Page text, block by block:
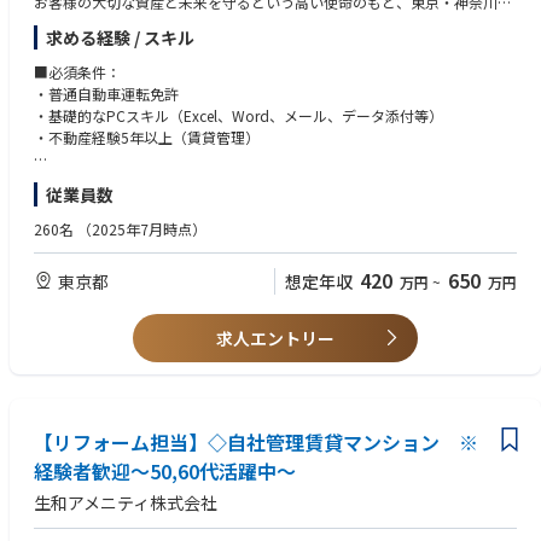
千葉・埼玉を中心とした一都三県の不動産を扱っています。
健全で安全な不動産価値の創造を目指し、お客様の長期的な視点でのライ
フプランをサポートしています。
■業務内容：
賃貸管理のエキスパートとして、 オーナー様の資産価値最大化に貢献する
重要ポジションです。
を牽引していただくことを期待しています。
今回は、オーナー様への最前線の提案と収益に直結する重要な業務を担う
【営業チーム】または、会社の信頼を支える正確な金銭管理を行う【出納
・オーナー様への資産価値向上に繋がる戦略的な提案業務
・入居者募集のための仲介会社との折衝、連携強化
・家賃、管理費等の正確かつ迅速な入金確認
・会計仕訳、処理 、入金データの帳票、システムへの登録、更新
・業務プロセス改善 、未入金、滞納フォローにおける状況把握、報告、対
応の統括サポート
求める経験 / スキル
■必須条件：
・普通自動車運転免許
・基礎的なPCスキル（Excel、Word、メール、データ添付等）
・不動産経験5年以上（賃貸管理）
■歓迎条件：
・宅地建物取引士
・賃貸不動産経営管理士
＜必要資格＞
歓迎条件：普通自動車免許第一種
従業員数
260名 （2025年7月時点）
東京都 想定年収 420 万円 ~ 650 万円
求人エントリー
【リフォーム担当】◇自社管理賃貸マンション ※
経験者歓迎～50,60代活躍中～
生和アメニティ株式会社